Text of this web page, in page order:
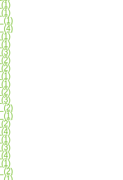
(1)
(1)
(1)
(4)
(1)
(1)
(3)
(2)
(2)
(1)
(1)
(2)
(3)
(2)
(1)
(2)
(4)
(1)
(3)
(4)
(1)
(2)